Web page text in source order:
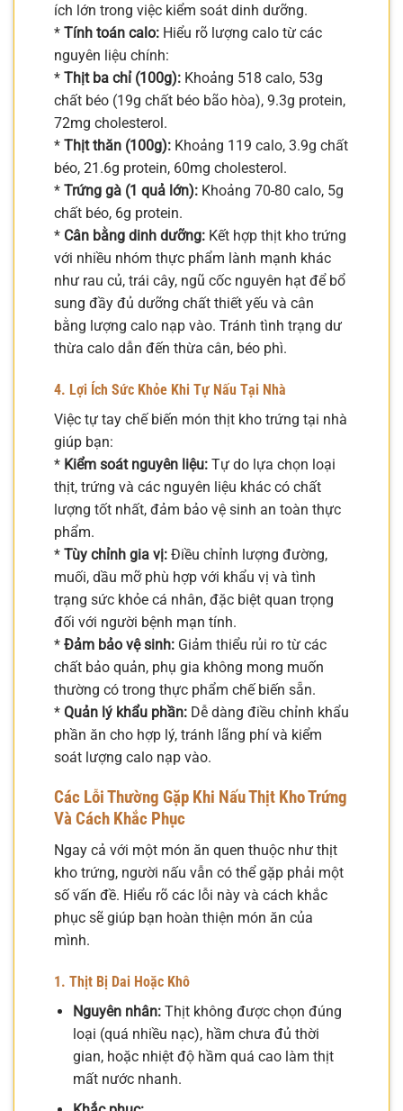
ích lớn trong việc kiểm soát dinh dưỡng.
* Tính toán calo: Hiểu rõ lượng calo từ các
nguyên liệu chính:
* Thịt ba chỉ (100g): Khoảng 518 calo, 53g
chất béo (19g chất béo bão hòa), 9.3g protein,
72mg cholesterol.
* Thịt thăn (100g): Khoảng 119 calo, 3.9g chất
béo, 21.6g protein, 60mg cholesterol.
* Trứng gà (1 quả lớn): Khoảng 70-80 calo, 5g
chất béo, 6g protein.
* Cân bằng dinh dưỡng: Kết hợp thịt kho trứng
với nhiều nhóm thực phẩm lành mạnh khác
như rau củ, trái cây, ngũ cốc nguyên hạt để bổ
sung đầy đủ dưỡng chất thiết yếu và cân
bằng lượng calo nạp vào. Tránh tình trạng dư
thừa calo dẫn đến thừa cân, béo phì.
4. Lợi Ích Sức Khỏe Khi Tự Nấu Tại Nhà
Việc tự tay chế biến món thịt kho trứng tại nhà
giúp bạn:
* Kiểm soát nguyên liệu: Tự do lựa chọn loại
thịt, trứng và các nguyên liệu khác có chất
lượng tốt nhất, đảm bảo vệ sinh an toàn thực
phẩm.
* Tùy chỉnh gia vị: Điều chỉnh lượng đường,
muối, dầu mỡ phù hợp với khẩu vị và tình
trạng sức khỏe cá nhân, đặc biệt quan trọng
đối với người bệnh mạn tính.
* Đảm bảo vệ sinh: Giảm thiểu rủi ro từ các
chất bảo quản, phụ gia không mong muốn
thường có trong thực phẩm chế biến sẵn.
* Quản lý khẩu phần: Dễ dàng điều chỉnh khẩu
phần ăn cho hợp lý, tránh lãng phí và kiểm
soát lượng calo nạp vào.
Các Lỗi Thường Gặp Khi Nấu Thịt Kho Trứng
Và Cách Khắc Phục
Ngay cả với một món ăn quen thuộc như thịt
kho trứng, người nấu vẫn có thể gặp phải một
số vấn đề. Hiểu rõ các lỗi này và cách khắc
phục sẽ giúp bạn hoàn thiện món ăn của
mình.
1. Thịt Bị Dai Hoặc Khô
Nguyên nhân:Thịt không được chọn đúng
loại (quá nhiều nạc), hầm chưa đủ thời
gian, hoặc nhiệt độ hầm quá cao làm thịt
mất nước nhanh.